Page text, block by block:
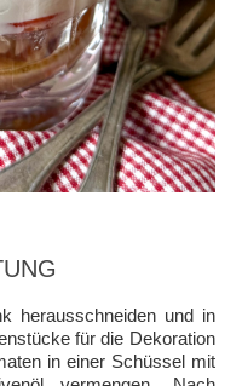
herausschneiden und in
für die Dekoration
in einer Schüssel mit